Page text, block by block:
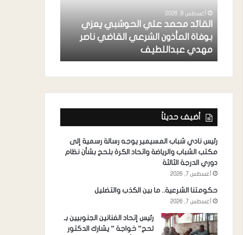
أغسطس 8, 2026
القائد محمد علي الحوشبي يعزي
بوفاة المأذون الشرعي القاضي ناصر
مهدي عبداللطيف
أضيف حديثاً
رئيس نادي شباب المسيمير يوجه رسالة رسمية إلى
مكتب الشباب والرياضة واتحاد الكرة بلحج بشأن نظام
دوري الدرجة الثالثة
أغسطس 7, 2026
حكومتنا الشرعية.. ما بين الكذب والتضليل
أغسطس 7, 2026
رئيس إتحاد الفنانين الجنوبيين بـ
لحج” خواجة ” يشارك الدكتور